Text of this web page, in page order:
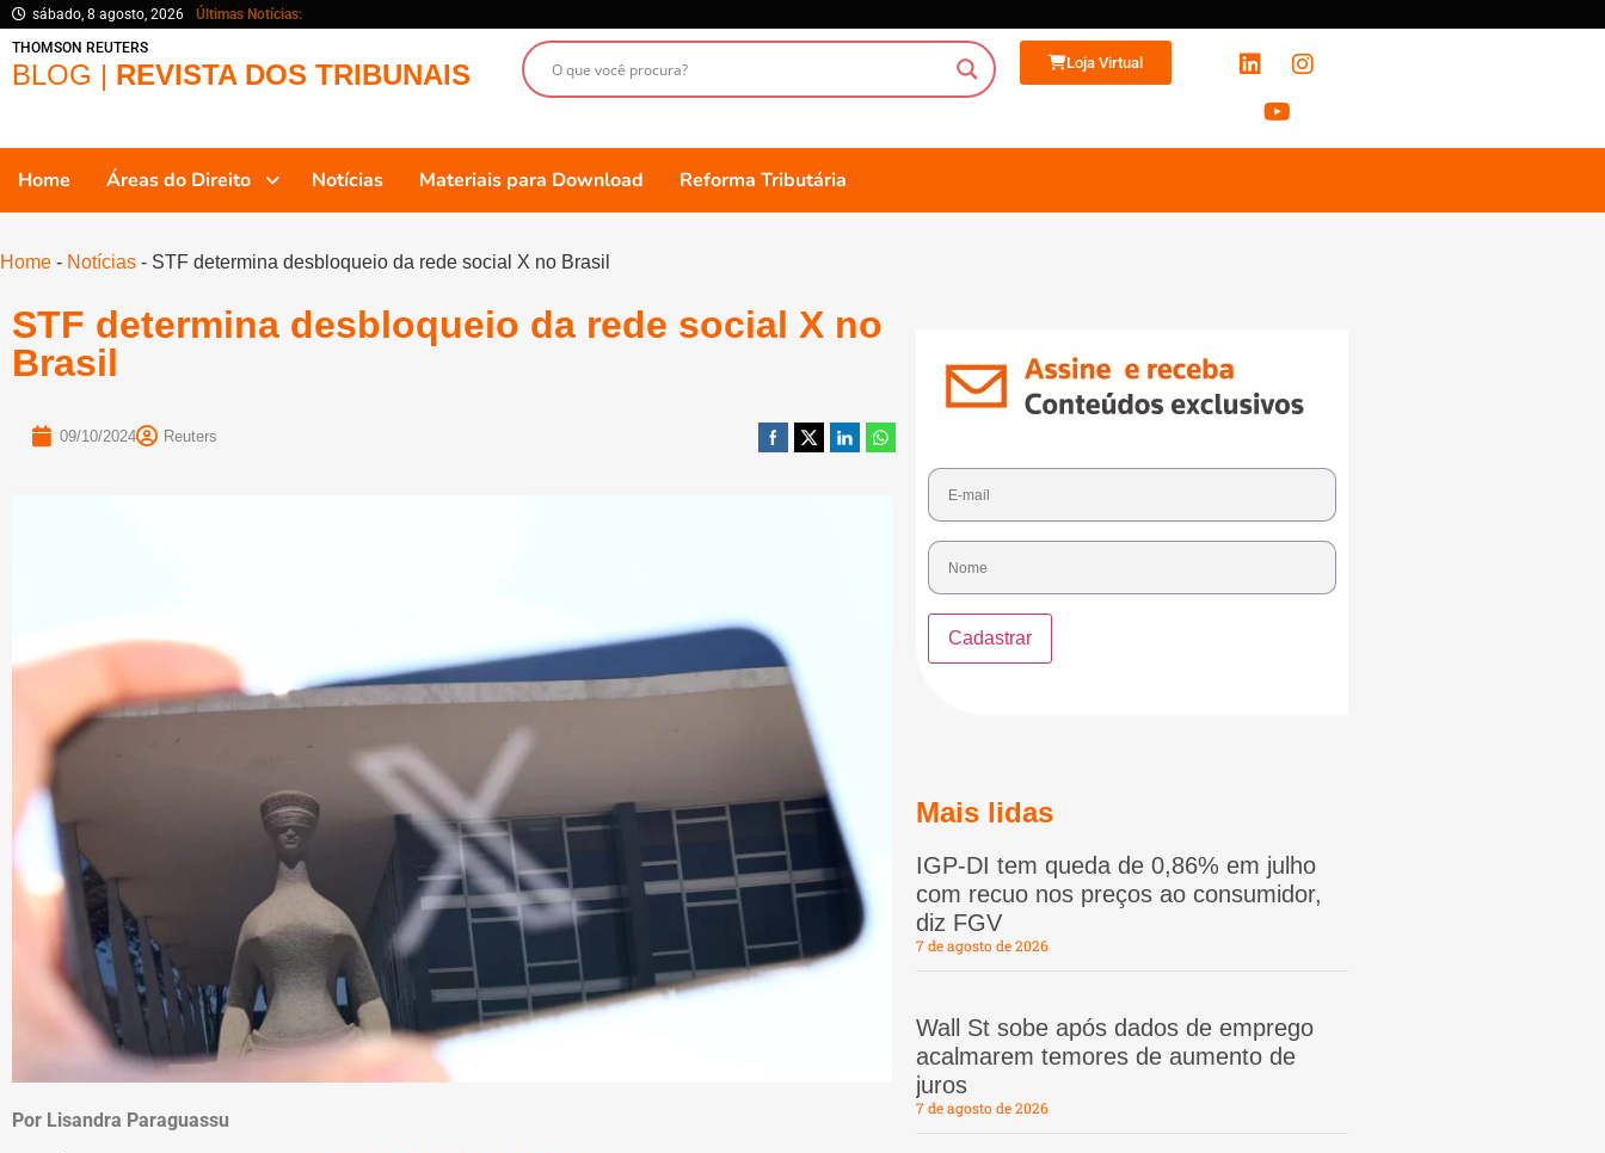
sábado, 8 agosto, 2026
Últimas Notícias:
THOMSON REUTERS
BLOG | REVISTA DOS TRIBUNAIS Loja Virtual
Home Áreas do Direito Notícias Materiais para Download Reforma Tributária
Home - Notícias - STF determina desbloqueio da rede social X no Brasil
STF determina desbloqueio da rede social X no
Brasil
09/10/2024 Reuters
Por Lisandra Paraguassu
Mais lidas
IGP-DI tem queda de 0,86% em julho
com recuo nos preços ao consumidor,
diz FGV
7 de agosto de 2026
Wall St sobe após dados de emprego
acalmarem temores de aumento de
juros
7 de agosto de 2026